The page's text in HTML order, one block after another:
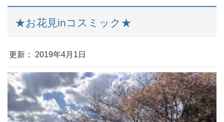
★お花見inコスミック★
更新： 2019年4月1日